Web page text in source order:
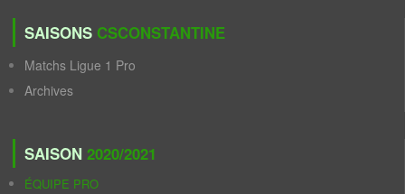
SAISONS CSCONSTANTINE
Matchs Ligue 1 Pro
Archives
SAISON 2020/2021
ÉQUIPE PRO